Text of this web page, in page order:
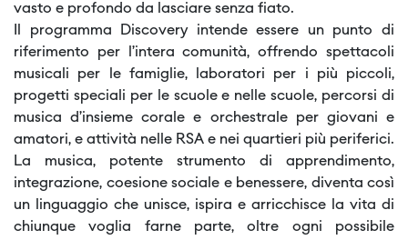
vasto e profondo da lasciare senza fiato.
Il programma Discovery intende essere un punto di
riferimento per l’intera comunità, offrendo spettacoli
musicali per le famiglie, laboratori per i più piccoli,
progetti speciali per le scuole e nelle scuole, percorsi di
musica d’insieme corale e orchestrale per giovani e
amatori, e attività nelle RSA e nei quartieri più periferici.
La musica, potente strumento di apprendimento,
integrazione, coesione sociale e benessere, diventa così
un linguaggio che unisce, ispira e arricchisce la vita di
chiunque voglia farne parte, oltre ogni possibile